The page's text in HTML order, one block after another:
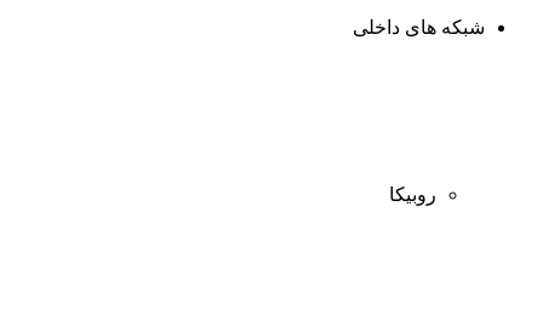
شبکه های داخلی
روبیکا